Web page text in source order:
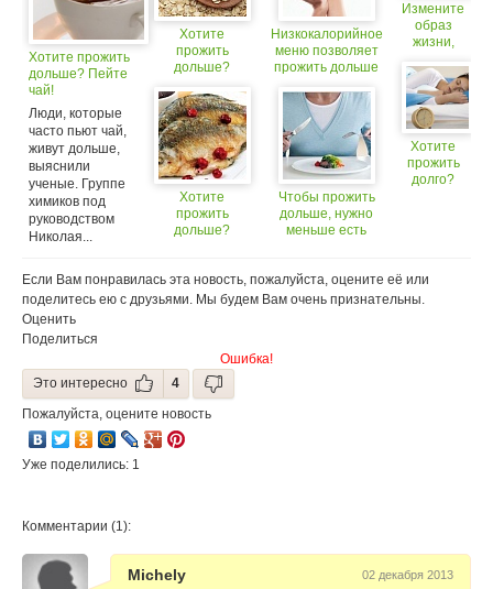
Хотите прожить
дольше? Пейте
чай!
Люди, которые
часто пьют чай,
живут дольше,
выяснили
ученые. Группе
химиков под
руководством
Николая...
Хотите
прожить
дольше?
Хотите
прожить
дольше?
Низкокалорийное
меню позволяет
прожить дольше
Чтобы прожить
дольше, нужно
меньше есть
Измените
образ
жизни,
прожить
дольше
Хотите
прожить
долго?
Если Вам понравилась эта новость, пожалуйста, оцените её или
поделитесь ею с друзьями. Мы будем Вам очень признательны.
Оценить
Поделиться
Ошибка!
Это интересно
4
Пожалуйста, оцените новость
Уже поделились: 1
Комментарии (1):
Michely 02 декабря 2013